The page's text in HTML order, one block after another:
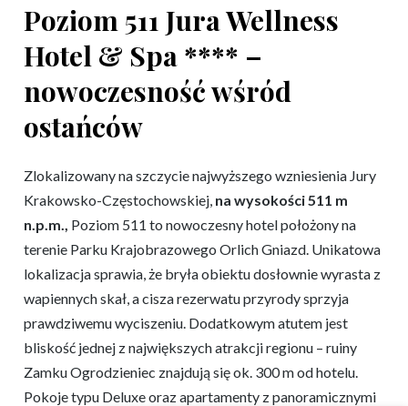
Poziom 511 Jura Wellness
Hotel & Spa **** –
nowoczesność wśród
ostańców
Zlokalizowany na szczycie najwyższego wzniesienia Jury
Krakowsko-Częstochowskiej, na wysokości 511 m
n.p.m.,
Poziom 511 to nowoczesny hotel położony na
terenie Parku Krajobrazowego Orlich Gniazd. Unikatowa
lokalizacja sprawia, że bryła obiektu dosłownie wyrasta z
wapiennych skał, a cisza rezerwatu przyrody sprzyja
prawdziwemu wyciszeniu. Dodatkowym atutem jest
bliskość jednej z największych atrakcji regionu – ruiny
Zamku Ogrodzieniec znajdują się ok. 300 m od hotelu.
Pokoje typu Deluxe oraz apartamenty z panoramicznymi